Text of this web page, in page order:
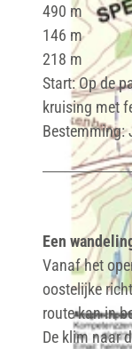
490 m
146 m
218 m
Start: Op de
kruising met
Bestemming:
Een
Vanaf het
oostelijke
route kan in
De klim naar